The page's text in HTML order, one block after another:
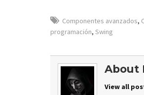
Componentes avanzados,
programación, Swing
About
View all